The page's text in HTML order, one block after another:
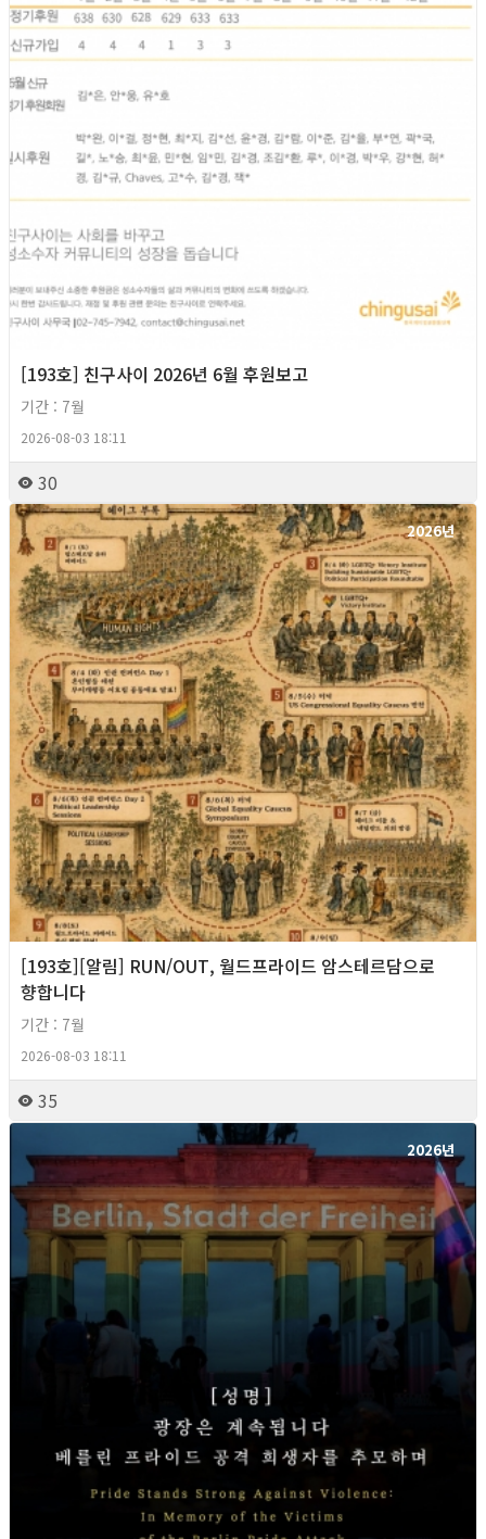
[193호] 친구사이 2026년 6월 후원보고
기간 : 7월
2026-08-03 18:11
30
2026년
[193호][알림] RUN/OUT, 월드프라이드 암스테르담으로
향합니다
기간 : 7월
2026-08-03 18:11
35
2026년